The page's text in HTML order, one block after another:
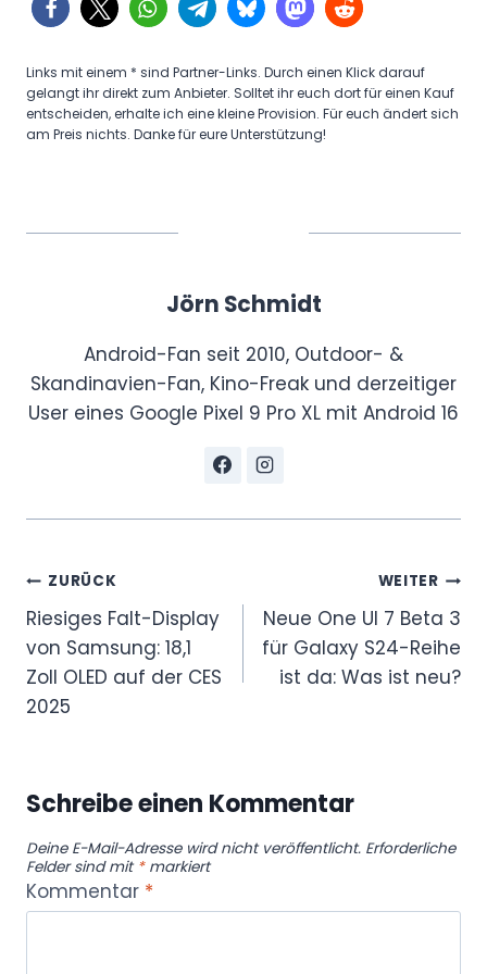
e
l
e
x
,
a
m
s
g
s
v
o
Y
티
컬
(
S
l
F
l
e
e
i
a
s
n
Links mit einem * sind Partner-Links. Durch einen Klick darauf
gelangt ihr direkt zum Anbieter. Solltet ihr euch dort für einen Kauf
entscheiden, erhalte ich eine kleine Provision. Für euch ändert sich
am Preis nichts. Danke für eure Unterstützung!
Jörn Schmidt
Android-Fan seit 2010, Outdoor- &
Skandinavien-Fan, Kino-Freak und derzeitiger
User eines Google Pixel 9 Pro XL mit Android 16
Beitragsnavigation
ZURÜCK
Riesiges Falt-Display
von Samsung: 18,1
Zoll OLED auf der CES
2025
WEITER
Neue One UI 7 Beta 3
für Galaxy S24-Reihe
ist da: Was ist neu?
Schreibe einen Kommentar
Deine E-Mail-Adresse wird nicht veröffentlicht. Erforderliche
Felder sind mit *markiert
Kommentar *